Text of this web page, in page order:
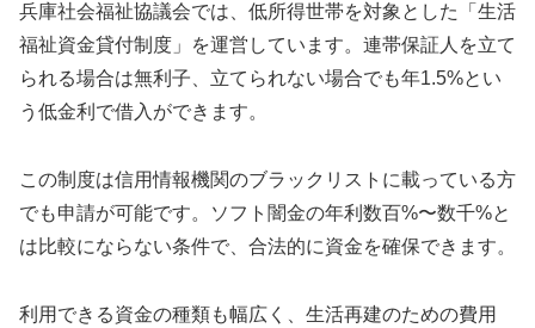
兵庫社会福祉協議会では、低所得世帯を対象とした「生活
福祉資金貸付制度」を運営しています。連帯保証人を立て
られる場合は無利子、立てられない場合でも年1.5%とい
う低金利で借入ができます。
この制度は信用情報機関のブラックリストに載っている方
でも申請が可能です。ソフト闇金の年利数百%〜数千%と
は比較にならない条件で、合法的に資金を確保できます。
利用できる資金の種類も幅広く、生活再建のための費用